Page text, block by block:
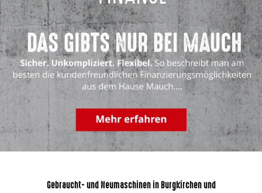
Gebraucht- und Neumaschinen in Burgkirchen und